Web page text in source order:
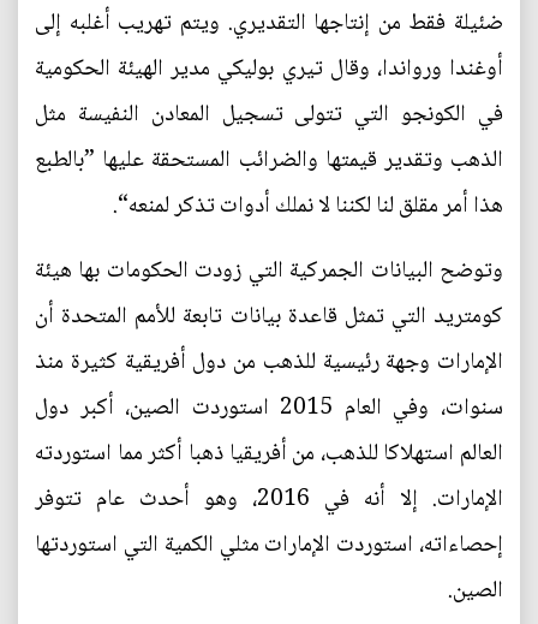
ضئيلة فقط من إنتاجها التقديري. ويتم تهريب أغلبه إلى
أوغندا ورواندا، وقال تيري بوليكي مدير الهيئة الحكومية
في الكونجو التي تتولى تسجيل المعادن النفيسة مثل
الذهب وتقدير قيمتها والضرائب المستحقة عليها ”بالطبع
هذا أمر مقلق لنا لكننا لا نملك أدوات تذكر لمنعه“.
وتوضح البيانات الجمركية التي زودت الحكومات بها هيئة
كومتريد التي تمثل قاعدة بيانات تابعة للأمم المتحدة أن
الإمارات وجهة رئيسية للذهب من دول أفريقية كثيرة منذ
سنوات، وفي العام 2015 استوردت الصين، أكبر دول
العالم استهلاكا للذهب، من أفريقيا ذهبا أكثر مما استوردته
الإمارات. إلا أنه في 2016، وهو أحدث عام تتوفر
إحصاءاته، استوردت الإمارات مثلي الكمية التي استوردتها
الصين.